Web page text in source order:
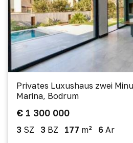
Privates Luxushaus zwei
Marina, Bodrum
€ 1 300 000
3 SZ 3 BZ 177 m² 6 Ar